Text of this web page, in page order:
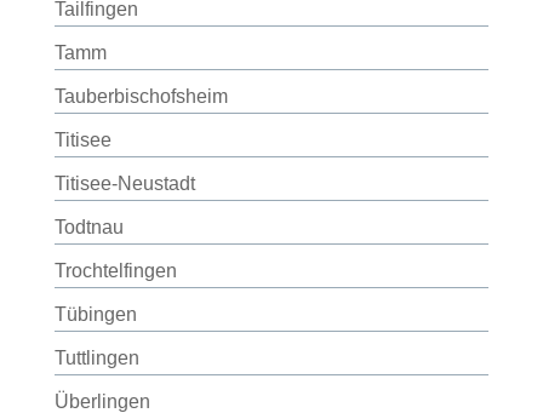
Tailfingen
Tamm
Tauberbischofsheim
Titisee
Titisee-Neustadt
Todtnau
Trochtelfingen
Tübingen
Tuttlingen
Überlingen